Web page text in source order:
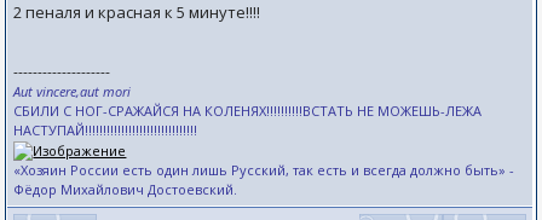
2 пеналя и красная к 5 минуте!!!!
--------------------
Aut vincere,aut mori
СБИЛИ С НОГ-СРАЖАЙСЯ НА КОЛЕНЯХ!!!!!!!!!!ВСТАТЬ НЕ МОЖЕШЬ-ЛЕЖА
НАСТУПАЙ!!!!!!!!!!!!!!!!!!!!!!!!!!!!!!!
«Хозяин России есть один лишь Русский, так есть и всегда должно быть» -
Фёдор Михайлович Достоевский.